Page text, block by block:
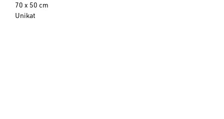
70 x 50 cm
Unikat